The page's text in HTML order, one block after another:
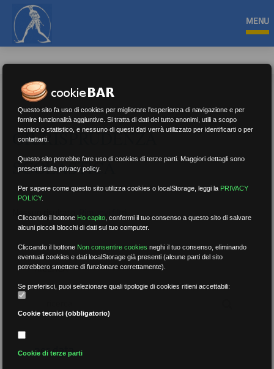
MENU
GIURISPRUDENZA
SCOLASTICA
Nessun risultato.Rimuovi filtri
RICERCA
per data
Questo sito fa uso di cookies per migliorare l'esperienza di navigazione e per
fornire funzionalità aggiuntive. Si tratta di dati del tutto anonimi, utili a scopo
tecnico o statistico, e nessuno di questi dati verrà utilizzato per identificarti o per
contattarti.
Questo sito potrebbe fare uso di cookies di terze parti. Maggiori dettagli sono
presenti sulla privacy policy.
Per sapere come questo sito utilizza cookies o localStorage, leggi la PRIVACY
POLICY.
Cliccando il bottone Ho capito ,confermi il tuo consenso a questo sito di salvare
alcuni piccoli blocchi di dati sul tuo computer.
Cliccando il bottone Non consentire cookies neghi il tuo consenso, eliminando
eventuali cookies e dati localStorage già presenti (alcune parti del sito
potrebbero smettere di funzionare correttamente).
Se preferisci, puoi selezionare quali tipologie di cookies ritieni accettabili:
Cookie tecnici (obbligatorio)
Cookie di terze parti